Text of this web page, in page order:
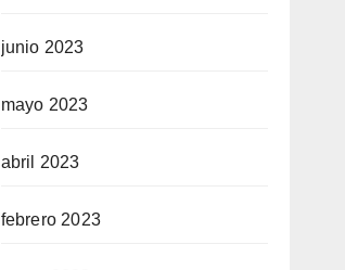
junio 2023
mayo 2023
abril 2023
febrero 2023